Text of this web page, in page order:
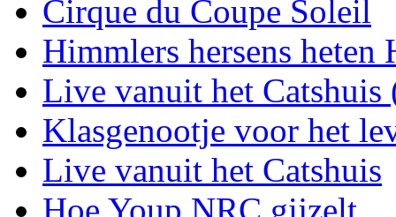
Cirque du Coupe Soleil
Himmlers hersens heten
Live vanuit het Catshuis
Klasgenootje voor het
Live vanuit het Catshuis
Hoe Youp NRC gijzelt